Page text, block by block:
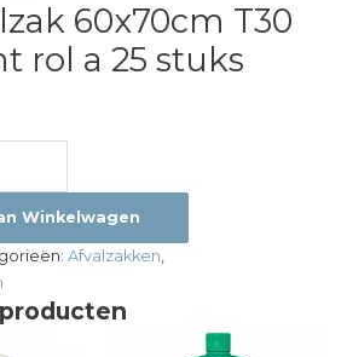
60x70cm T30
rol a 25 stuks
Winkelwagen
Afvalzakken,